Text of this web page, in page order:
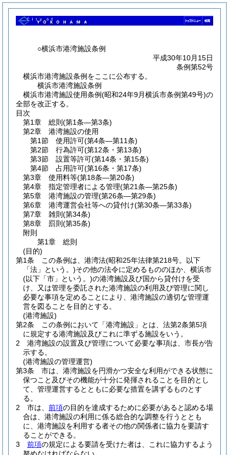
○横浜市港湾施設条例
平成30年10月15日
条例第52号
横浜市港湾施設条例をここに公布する。
横浜市港湾施設条例
横浜市港湾施設使用条例(昭和24年9月横浜市条例第49号)の
全部を改正する。
目次
第1章
総則 (第1条―第3条)
第2章
港湾施設の使用
第1節
使用許可(第4条―第11条)
第2節
行為許可(第12条・第13条)
第3節
設置等許可(第14条・第15条)
第4節
占用許可(第16条・第17条)
第3章
使用料等(第18条―第20条)
第4章
指定管理者による管理(第21条―第25条)
第5章
港湾施設の管理(第26条―第29条)
第6章
港湾運営会社等への貸付け(第30条―第33条)
第7章
雑則 (第34条)
第8章
罰則 (第35条)
附則
第1章
総則
(目的)
第1条
この条例は、港湾法(昭和25年法律第218号。以下
「法」という。)その他の法令に定めるもののほか、横浜市
(以下「市」という。)の港湾施設及び国から貸付けを受
け、又は管理を委託された港湾施設の利用及び管理に関し
必要な事項を定めることにより、港湾施設の適切な管理運
営を図ることを目的とする。
(港湾施設)
第2条
この条例において「港湾施設」とは、法第2条第5項
に規定する港湾施設及びこれに準ずる施設をいう。
2
港湾施設の設置及び管理について必要な事項は、市長が告
示する。
(港湾施設の管理運営)
第3条
市は、港湾施設を円滑かつ安全な利用ができる状態に
保つこと及びその機能が十分に発揮されることを目的とし
て、管理運営するとともに必要な措置を講ずるものとす
る。
2
市は、 前項の目的を達成するために必要があると認める場
合は、港湾施設の利用に係る総合的な調整を行うととも
に、港湾施設を利用する者その他の関係者に協力を要請す
ることができる。
3
前項の規定による要請を受けた者は、これに協力するよう
努めなければならない。